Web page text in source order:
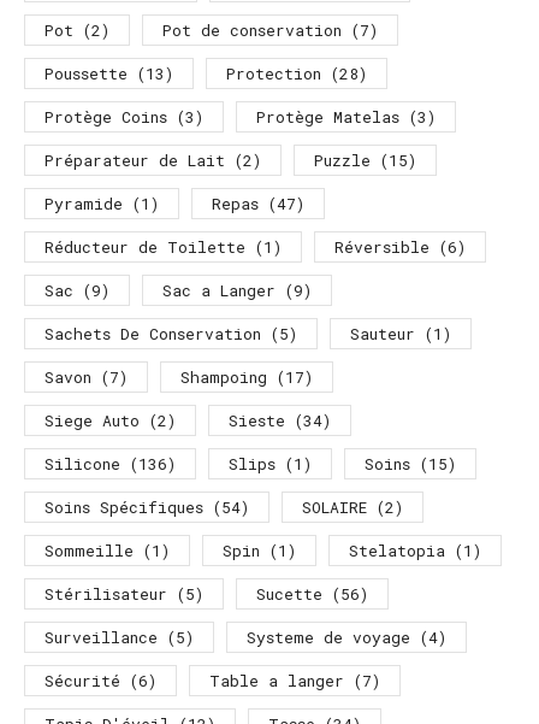
Pot (2) Pot de conservation (7)
Poussette (13) Protection (28)
Protège Coins (3) Protège Matelas (3)
Préparateur de Lait (2) Puzzle (15)
Pyramide (1) Repas (47)
Réducteur de Toilette (1) Réversible (6)
Sac (9) Sac a Langer (9)
Sachets De Conservation (5) Sauteur (1)
Savon (7) Shampoing (17)
Siege Auto (2) Sieste (34)
Silicone (136) Slips (1) Soins (15)
Soins Spécifiques (54) SOLAIRE (2)
Sommeille (1) Spin (1) Stelatopia (1)
Stérilisateur (5) Sucette (56)
Surveillance (5) Systeme de voyage (4)
Sécurité (6) Table a langer (7)